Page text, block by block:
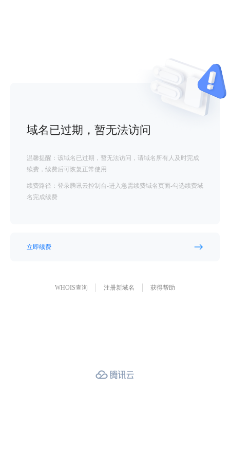
域名已过期，暂无法访问
温馨提醒：该域名已过期，暂无法访问，请域名所有人及时完成
续费，续费后可恢复正常使用
续费路径：登录腾讯云控制台-进入急需续费域名页面-勾选续费域
名完成续费
立即续费
WHOIS查询 注册新域名 获得帮助